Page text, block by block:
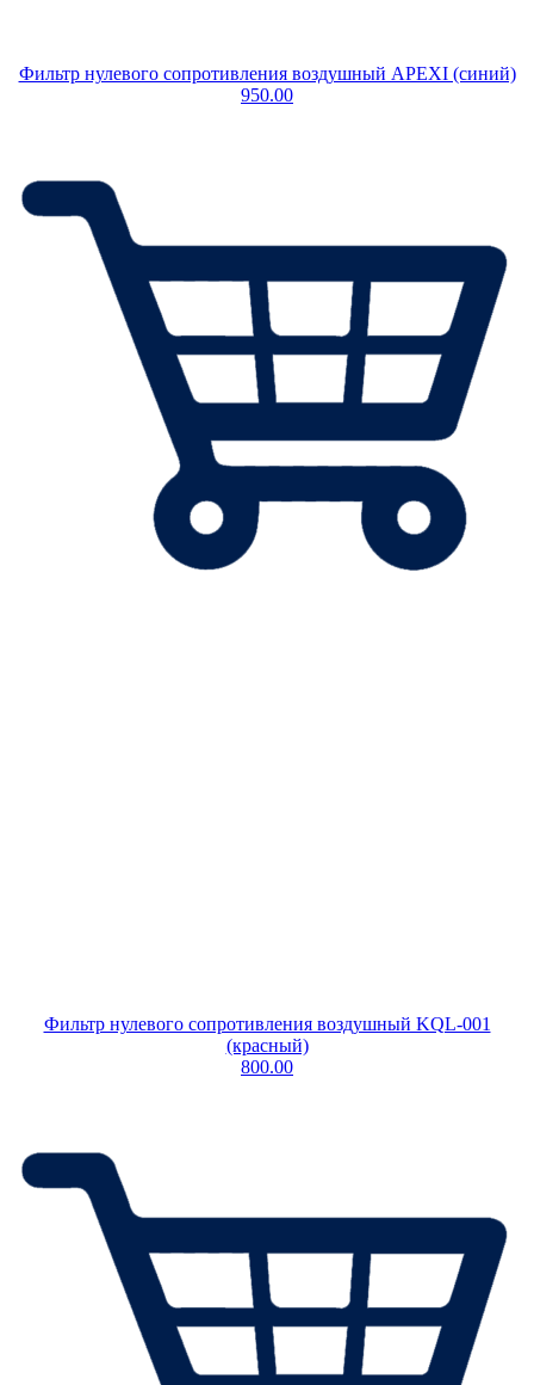
Фильтр нулевого сопротивления воздушный APEXI (синий)
950.00
Фильтр нулевого сопротивления воздушный KQL-001
(красный)
800.00